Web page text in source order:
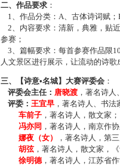
二、作品要求 ：
1、作品分类：A、古体诗词赋；
2、内容要求：清新，典雅，贴
参赛；
3、篇幅要求：每首参赛作品限
人文景区进行展示，让流动的诗
三、【诗意•名城】大赛评委会 ：
评委会主任： 唐晓渡 ，著名诗
评委： 王宜早 ，著名诗人、书
车前子 ，著名诗人，散文家；
冯亦同 ，著名诗人，南京作
娜夜（女）
，著名诗人，第
胡弦，著名诗人，散文家，
徐明德，著名诗人，江苏省